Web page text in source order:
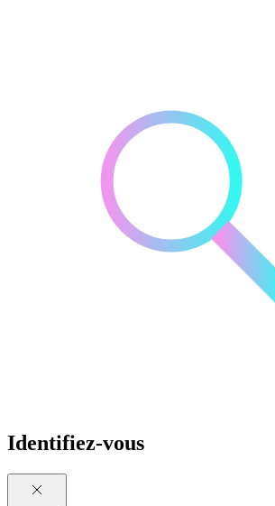
Identifiez-vous